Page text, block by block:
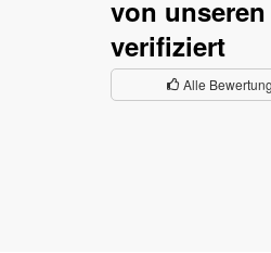
von
verifiziert
Alle